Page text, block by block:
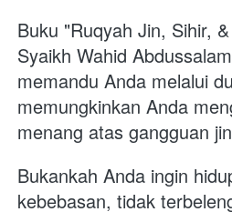
Buku "Ruqyah Jin, Sihir,
Syaikh Wahid
memandu Anda melalui
memungkinkan Anda
menang atas gangguan
Bukankah Anda ingin
kebebasan, tidak